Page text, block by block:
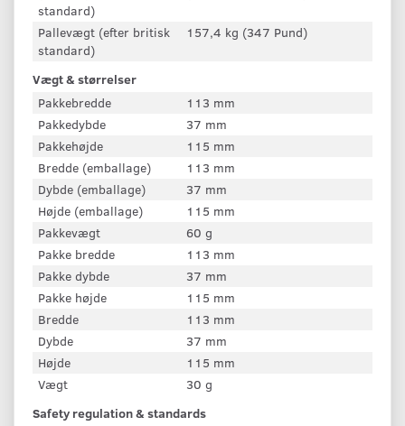
standard)
Pallevægt (efter britisk
standard)
157,4 kg (347 Pund)
Vægt & størrelser
Pakkebredde
113 mm
Pakkedybde
37 mm
Pakkehøjde
115 mm
Bredde (emballage)
113 mm
Dybde (emballage)
37 mm
Højde (emballage)
115 mm
Pakkevægt
60 g
Pakke bredde
113 mm
Pakke dybde
37 mm
Pakke højde
115 mm
Bredde
113 mm
Dybde
37 mm
Højde
115 mm
Vægt
30 g
Safety regulation & standards